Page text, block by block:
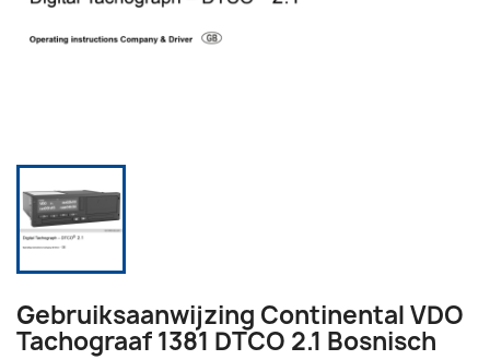
Gebruiksaanwijzing Continental VDO
Tachograaf 1381 DTCO 2.1 Bosnisch